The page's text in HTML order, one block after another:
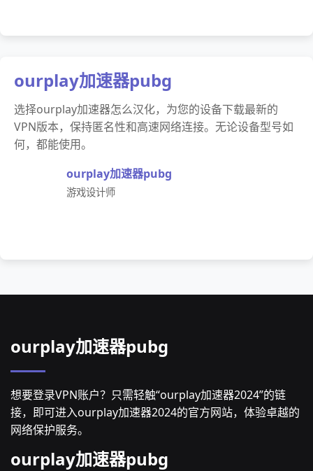
ourplay加速器pubg
选择ourplay加速器怎么汉化，为您的设备下载最新的
VPN版本，保持匿名性和高速网络连接。无论设备型号如
何，都能使用。
ourplay加速器pubg
游戏设计师
ourplay加速器pubg
想要登录VPN账户？只需轻触“ourplay加速器2024”的链
接，即可进入ourplay加速器2024的官方网站，体验卓越的
网络保护服务。
ourplay加速器pubg